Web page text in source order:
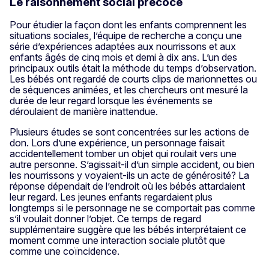
Pour étudier la façon dont les enfants comprennent les
situations sociales, l’équipe de recherche a conçu une
série d’expériences adaptées aux nourrissons et aux
enfants âgés de cinq mois et demi à dix ans. L’un des
principaux outils était la méthode du temps d’observation.
Les bébés ont regardé de courts clips de marionnettes ou
de séquences animées, et les chercheurs ont mesuré la
durée de leur regard lorsque les événements se
déroulaient de manière inattendue.
Plusieurs études se sont concentrées sur les actions de
don. Lors d’une expérience, un personnage faisait
accidentellement tomber un objet qui roulait vers une
autre personne. S’agissait-il d’un simple accident, ou bien
les nourrissons y voyaient-ils un acte de générosité? La
réponse dépendait de l’endroit où les bébés attardaient
leur regard. Les jeunes enfants regardaient plus
longtemps si le personnage ne se comportait pas comme
s’il voulait donner l’objet. Ce temps de regard
supplémentaire suggère que les bébés interprétaient ce
moment comme une interaction sociale plutôt que
comme une coïncidence.